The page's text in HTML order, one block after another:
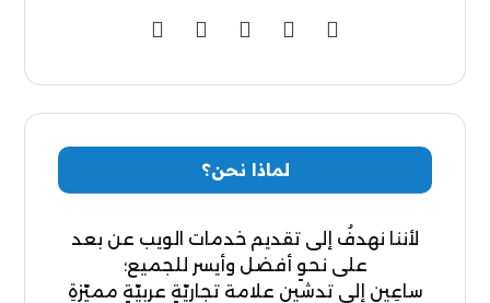
لماذا نحن؟
لأننا نهدفُ إلى تقديم خدمات الويب عن بعد
على نحوٍ أفضل وأيسر للجميع؛
ساعِين إلى تدشين علامة تجاريّةٍ عربيّةٍ مميّزةِ